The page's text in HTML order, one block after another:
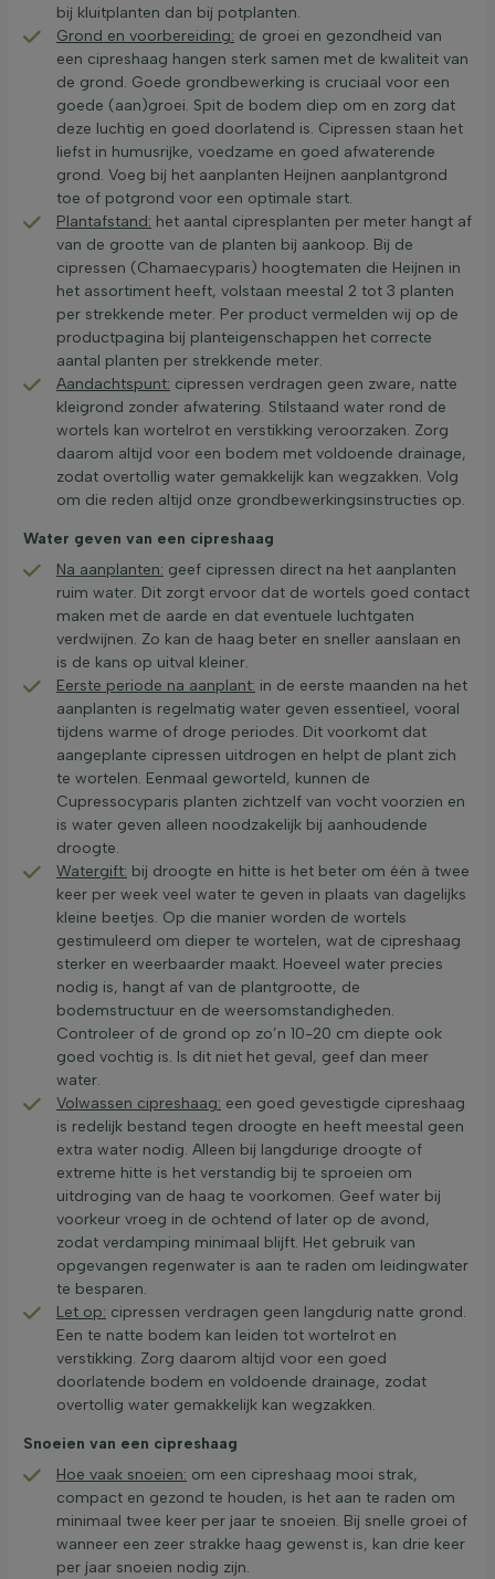
bij kluitplanten dan bij potplanten.
Grond en voorbereiding: de groei en gezondheid van
een cipreshaag hangen sterk samen met de kwaliteit van
de grond. Goede grondbewerking is cruciaal voor een
goede (aan)groei. Spit de bodem diep om en zorg dat
deze luchtig en goed doorlatend is. Cipressen staan het
liefst in humusrijke, voedzame en goed afwaterende
grond. Voeg bij het aanplanten Heijnen aanplantgrond
toe of potgrond voor een optimale start.
Plantafstand: het aantal cipresplanten per meter hangt af
van de grootte van de planten bij aankoop. Bij de
cipressen (Chamaecyparis) hoogtematen die Heijnen in
het assortiment heeft, volstaan meestal 2 tot 3 planten
per strekkende meter. Per product vermelden wij op de
productpagina bij planteigenschappen het correcte
aantal planten per strekkende meter.
Aandachtspunt: cipressen verdragen geen zware, natte
kleigrond zonder afwatering. Stilstaand water rond de
wortels kan wortelrot en verstikking veroorzaken. Zorg
daarom altijd voor een bodem met voldoende drainage,
zodat overtollig water gemakkelijk kan wegzakken. Volg
om die reden altijd onze grondbewerkingsinstructies op.
Water geven van een cipreshaag
Na aanplanten: geef cipressen direct na het aanplanten
ruim water. Dit zorgt ervoor dat de wortels goed contact
maken met de aarde en dat eventuele luchtgaten
verdwijnen. Zo kan de haag beter en sneller aanslaan en
is de kans op uitval kleiner.
Eerste periode na aanplant: in de eerste maanden na het
aanplanten is regelmatig water geven essentieel, vooral
tijdens warme of droge periodes. Dit voorkomt dat
aangeplante cipressen uitdrogen en helpt de plant zich
te wortelen. Eenmaal geworteld, kunnen de
Cupressocyparis planten zichtzelf van vocht voorzien en
is water geven alleen noodzakelijk bij aanhoudende
droogte.
Watergift: bij droogte en hitte is het beter om één à twee
keer per week veel water te geven in plaats van dagelijks
kleine beetjes. Op die manier worden de wortels
gestimuleerd om dieper te wortelen, wat de cipreshaag
sterker en weerbaarder maakt. Hoeveel water precies
nodig is, hangt af van de plantgrootte, de
bodemstructuur en de weersomstandigheden.
Controleer of de grond op zo’n 10-20 cm diepte ook
goed vochtig is. Is dit niet het geval, geef dan meer
water.
Volwassen cipreshaag: een goed gevestigde cipreshaag
is redelijk bestand tegen droogte en heeft meestal geen
extra water nodig. Alleen bij langdurige droogte of
extreme hitte is het verstandig bij te sproeien om
uitdroging van de haag te voorkomen. Geef water bij
voorkeur vroeg in de ochtend of later op de avond,
zodat verdamping minimaal blijft. Het gebruik van
opgevangen regenwater is aan te raden om leidingwater
te besparen.
Let op: cipressen verdragen geen langdurig natte grond.
Een te natte bodem kan leiden tot wortelrot en
verstikking. Zorg daarom altijd voor een goed
doorlatende bodem en voldoende drainage, zodat
overtollig water gemakkelijk kan wegzakken.
Snoeien van een cipreshaag
Hoe vaak snoeien: om een cipreshaag mooi strak,
compact en gezond te houden, is het aan te raden om
minimaal twee keer per jaar te snoeien. Bij snelle groei of
wanneer een zeer strakke haag gewenst is, kan drie keer
per jaar snoeien nodig zijn.